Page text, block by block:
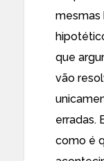
mesmas
que
vão
erradas.
como é